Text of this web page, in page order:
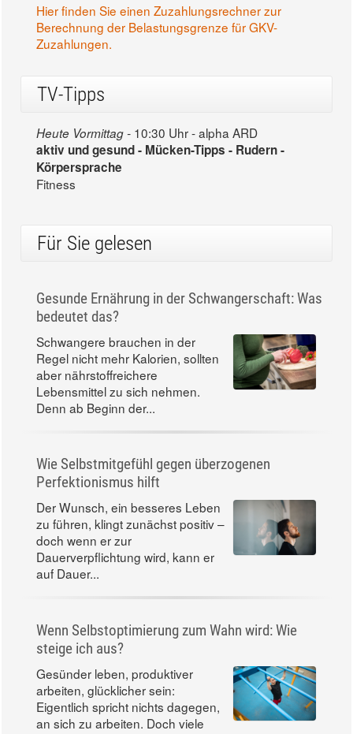
Hier finden Sie einen Zuzahlungsrechner zur
Berechnung der Belastungsgrenze für GKV-
Zuzahlungen.
TV-Tipps
Heute Vormittag - 10:30 Uhr - alpha ARD
aktiv und gesund - Mücken-Tipps - Rudern -
Körpersprache
Fitness
Für Sie gelesen
Gesunde Ernährung in der Schwangerschaft: Was
bedeutet das?
Schwangere brauchen in der
Regel nicht mehr Kalorien, sollten
aber nährstoffreichere
Lebensmittel zu sich nehmen.
Denn ab Beginn der...
Wie Selbstmitgefühl gegen überzogenen
Perfektionismus hilft
Der Wunsch, ein besseres Leben
zu führen, klingt zunächst positiv –
doch wenn er zur
Dauerverpflichtung wird, kann er
auf Dauer...
Wenn Selbstoptimierung zum Wahn wird: Wie
steige ich aus?
Gesünder leben, produktiver
arbeiten, glücklicher sein:
Eigentlich spricht nichts dagegen,
an sich zu arbeiten. Doch viele